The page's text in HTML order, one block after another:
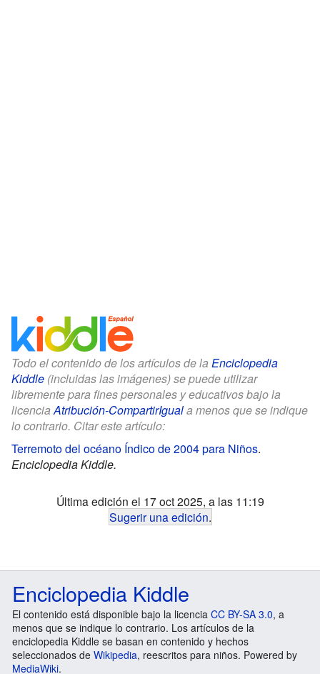
Todo el contenido de los artículos de la Enciclopedia
Kiddle (incluidas las imágenes) se puede utilizar
libremente para fines personales y educativos bajo la
licenciaAtribución-CompartirIguala menos que se indique
lo contrario. Citar este artículo:
Terremoto del océano Índico de 2004 para Niños.
Enciclopedia Kiddle.
Última edición el 17 oct 2025, a las 11:19
Sugerir una edición.
Enciclopedia Kiddle
El contenido está disponible bajo la licencia CC BY-SA 3.0, a
menos que se indique lo contrario. Los artículos de la
enciclopedia Kiddle se basan en contenido y hechos
seleccionados de Wikipedia, reescritos para niños. Powered by
MediaWiki.